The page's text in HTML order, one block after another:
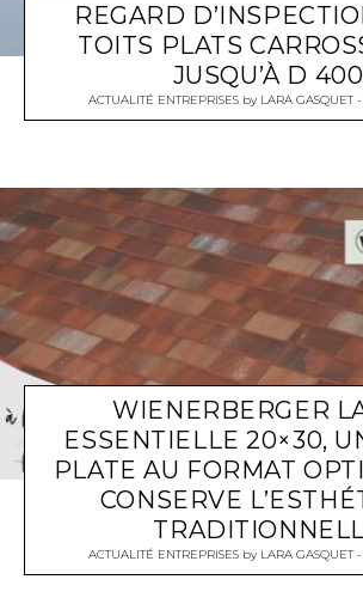
REGARD
TOITS PLATS
JUSQU’À D 400
ACTUALITÉ ENTREPRISESby LARA GASQUET
WIENERBERGER
ESSENTIELLE 20×30,
PLATE AU FORMAT
CONSERVE
ACTUALITÉ ENTREPRISES by LARA GASQUET